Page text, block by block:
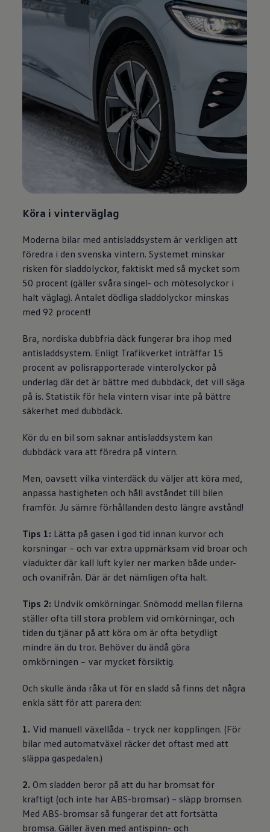
Köra i vinterväglag
Moderna bilar med antisladdsystem är verkligen att
föredra i den svenska vintern. Systemet minskar
risken för sladdolyckor, faktiskt med så mycket som
50 procent (gäller svåra singel- och mötesolyckor i
halt väglag). Antalet dödliga sladdolyckor minskas
med 92 procent!
Bra, nordiska dubbfria däck fungerar bra ihop med
antisladdsystem. Enligt Trafikverket inträffar 15
procent av polisrapporterade vinterolyckor på
underlag där det är bättre med dubbdäck, det vill säga
på is. Statistik för hela vintern visar inte på bättre
säkerhet med dubbdäck.
Kör du en bil som saknar antisladdsystem kan
dubbdäck vara att föredra på vintern.
Men, oavsett vilka vinterdäck du väljer att köra med,
anpassa hastigheten och håll avståndet till bilen
framför. Ju sämre förhållanden desto längre avstånd!
Tips 1: Lätta på gasen i god tid innan kurvor och
korsningar – och var extra uppmärksam vid broar och
viadukter där kall luft kyler ner marken både under-
och ovanifrån. Där är det nämligen ofta halt.
Tips 2: Undvik omkörningar. Snömodd mellan filerna
ställer ofta till stora problem vid omkörningar, och
tiden du tjänar på att köra om är ofta betydligt
mindre än du tror. Behöver du ändå göra
omkörningen – var mycket försiktig.
Och skulle ända råka ut för en sladd så finns det några
enkla sätt för att parera den:
1. Vid manuell växellåda – tryck ner kopplingen. (För
bilar med automatväxel räcker det oftast med att
släppa gaspedalen.)
2. Om sladden beror på att du har bromsat för
kraftigt (och inte har ABS-bromsar) – släpp bromsen.
Med ABS-bromsar så fungerar det att fortsätta
bromsa. Gäller även med antispinn- och